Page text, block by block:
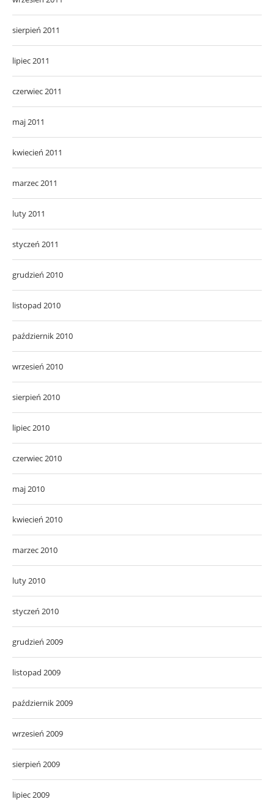
sierpień 2011
lipiec 2011
czerwiec 2011
maj 2011
kwiecień 2011
marzec 2011
luty 2011
styczeń 2011
grudzień 2010
listopad 2010
październik 2010
wrzesień 2010
sierpień 2010
lipiec 2010
czerwiec 2010
maj 2010
kwiecień 2010
marzec 2010
luty 2010
styczeń 2010
grudzień 2009
listopad 2009
październik 2009
wrzesień 2009
sierpień 2009
lipiec 2009